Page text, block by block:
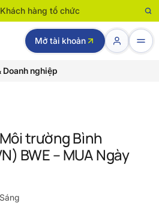
Khách hàng tổ chức
Mở tài khoản
Doanh nghiệp
trường Bình
BWE – MUA Ngày